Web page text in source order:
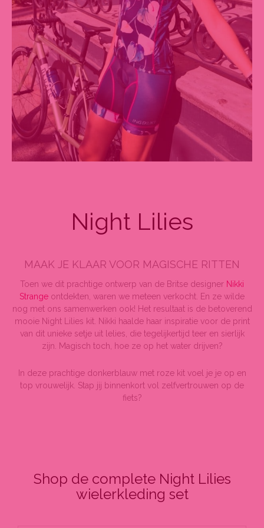
Night Lilies
MAAK JE KLAAR VOOR MAGISCHE RITTEN
Toen we dit prachtige ontwerp van de Britse designer Nikki
Strange ontdekten, waren we meteen verkocht. En ze wilde
nog met ons samenwerken ook! Het resultaat is de betoverend
mooie Night Lilies kit. Nikki haalde haar inspiratie voor de print
van dit unieke setje uit lelies, die tegelijkertijd teer en sierlijk
zijn. Magisch toch, hoe ze op het water drijven?
In deze prachtige donkerblauw met roze kit voel je je op en
top vrouwelijk. Stap jij binnenkort vol zelfvertrouwen op de
fiets?
Shop de complete Night Lilies
wielerkleding set